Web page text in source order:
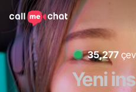
35,654
Yeni